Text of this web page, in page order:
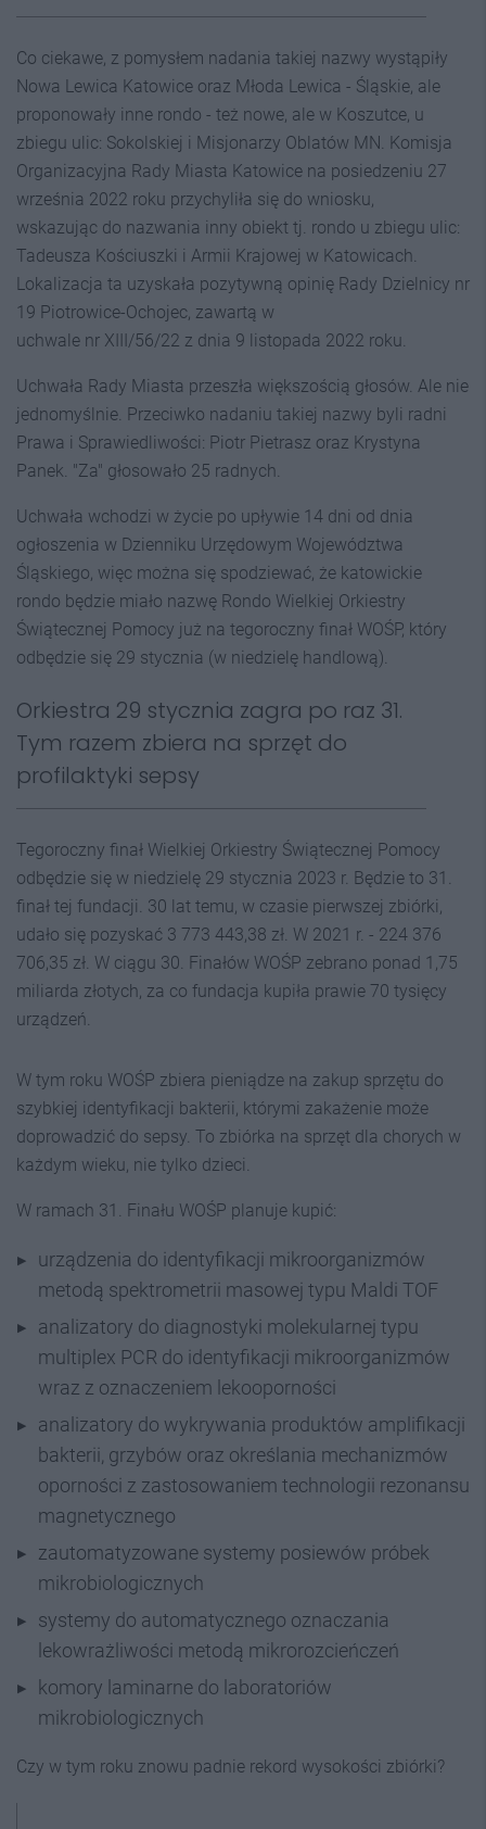
Co ciekawe, z pomysłem nadania takiej nazwy wystąpiły
Nowa Lewica Katowice oraz Młoda Lewica - Śląskie, ale
proponowały inne rondo - też nowe, ale w Koszutce, u
zbiegu ulic: Sokolskiej i Misjonarzy Oblatów MN. Komisja
Organizacyjna Rady Miasta Katowice na posiedzeniu 27
września 2022 roku przychyliła się do wniosku,
wskazując do nazwania inny obiekt tj. rondo u zbiegu ulic:
Tadeusza Kościuszki i Armii Krajowej w Katowicach.
Lokalizacja ta uzyskała pozytywną opinię Rady Dzielnicy nr
19 Piotrowice-Ochojec, zawartą w
uchwale nr XIII/56/22 z dnia 9 listopada 2022 roku.
Uchwała Rady Miasta przeszła większością głosów. Ale nie
jednomyślnie. Przeciwko nadaniu takiej nazwy byli radni
Prawa i Sprawiedliwości: Piotr Pietrasz oraz Krystyna
Panek. "Za" głosowało 25 radnych.
Uchwała wchodzi w życie po upływie 14 dni od dnia
ogłoszenia w Dzienniku Urzędowym Województwa
Śląskiego, więc można się spodziewać, że katowickie
rondo będzie miało nazwę Rondo Wielkiej Orkiestry
Świątecznej Pomocy już na tegoroczny finał WOŚP, który
odbędzie się 29 stycznia (w niedzielę handlową).
Orkiestra 29 stycznia zagra po raz 31.
Tym razem zbiera na sprzęt do
profilaktyki sepsy
Tegoroczny finał Wielkiej Orkiestry Świątecznej Pomocy
odbędzie się w niedzielę 29 stycznia 2023 r. Będzie to 31.
finał tej fundacji. 30 lat temu, w czasie pierwszej zbiórki,
udało się pozyskać 3 773 443,38 zł. W 2021 r. - 224 376
706,35 zł. W ciągu 30. Finałów WOŚP zebrano ponad 1,75
miliarda złotych, za co fundacja kupiła prawie 70 tysięcy
urządzeń.
W tym roku WOŚP zbiera pieniądze na zakup sprzętu do
szybkiej identyfikacji bakterii, którymi zakażenie może
doprowadzić do sepsy. To zbiórka na sprzęt dla chorych w
każdym wieku, nie tylko dzieci.
W ramach 31. Finału WOŚP planuje kupić:
urządzenia do identyfikacji mikroorganizmów
metodą spektrometrii masowej typu Maldi TOF
analizatory do diagnostyki molekularnej typu
multiplex PCR do identyfikacji mikroorganizmów
wraz z oznaczeniem lekooporności
analizatory do wykrywania produktów amplifikacji
bakterii, grzybów oraz określania mechanizmów
oporności z zastosowaniem technologii rezonansu
magnetycznego
zautomatyzowane systemy posiewów próbek
mikrobiologicznych
systemy do automatycznego oznaczania
lekowrażliwości metodą mikrorozcieńczeń
komory laminarne do laboratoriów
mikrobiologicznych
Czy w tym roku znowu padnie rekord wysokości zbiórki?